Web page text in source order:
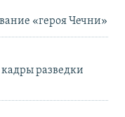
«героя Чечни»
кадры разведки